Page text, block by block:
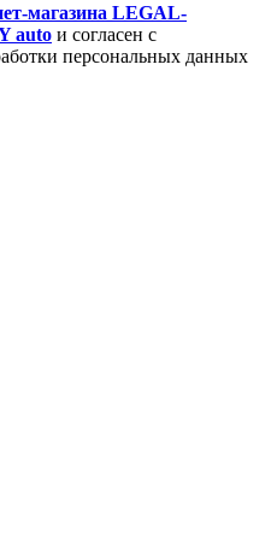
магазина LEGAL-
auto и согласен с
персональных данных